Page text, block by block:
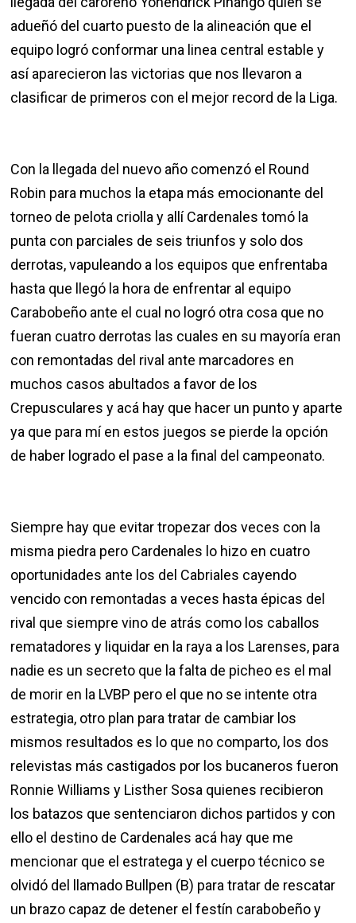
adueñó del cuarto puesto de la alineación que el
equipo logró conformar una linea central estable y
así aparecieron las victorias que nos llevaron a
clasificar de primeros con el mejor record de la Liga.
Con la llegada del nuevo año comenzó el Round
Robin para muchos la etapa más emocionante del
torneo de pelota criolla y allí Cardenales tomó la
punta con parciales de seis triunfos y solo dos
derrotas, vapuleando a los equipos que enfrentaba
hasta que llegó la hora de enfrentar al equipo
Carabobeño ante el cual no logró otra cosa que no
fueran cuatro derrotas las cuales en su mayoría eran
con remontadas del rival ante marcadores en
muchos casos abultados a favor de los
Crepusculares y acá hay que hacer un punto y aparte
ya que para mí en estos juegos se pierde la opción
de haber logrado el pase a la final del campeonato.
Siempre hay que evitar tropezar dos veces con la
misma piedra pero Cardenales lo hizo en cuatro
oportunidades ante los del Cabriales cayendo
vencido con remontadas a veces hasta épicas del
rival que siempre vino de atrás como los caballos
rematadores y liquidar en la raya a los Larenses, para
nadie es un secreto que la falta de picheo es el mal
de morir en la LVBP pero el que no se intente otra
estrategia, otro plan para tratar de cambiar los
mismos resultados es lo que no comparto, los dos
relevistas más castigados por los bucaneros fueron
Ronnie Williams y Listher Sosa quienes recibieron
los batazos que sentenciaron dichos partidos y con
ello el destino de Cardenales acá hay que me
mencionar que el estratega y el cuerpo técnico se
olvidó del llamado Bullpen (B) para tratar de rescatar
un brazo capaz de detener el festín carabobeño y